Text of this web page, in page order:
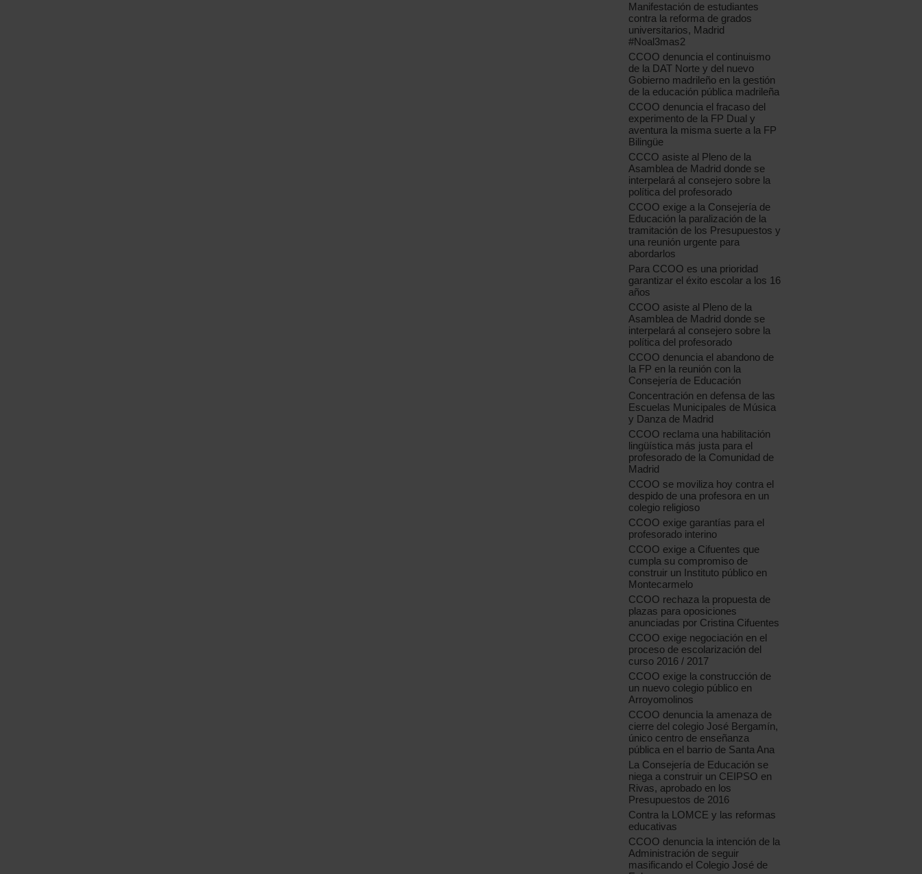
Manifestación de estudiantes
contra la reforma de grados
universitarios, Madrid
#Noal3mas2
CCOO denuncia el continuismo
de la DAT Norte y del nuevo
Gobierno madrileño en la gestión
de la educación pública madrileña
CCOO denuncia el fracaso del
experimento de la FP Dual y
aventura la misma suerte a la FP
Bilingüe
CCCO asiste al Pleno de la
Asamblea de Madrid donde se
interpelará al consejero sobre la
política del profesorado
CCOO exige a la Consejería de
Educación la paralización de la
tramitación de los Presupuestos y
una reunión urgente para
abordarlos
Para CCOO es una prioridad
garantizar el éxito escolar a los 16
años
CCOO asiste al Pleno de la
Asamblea de Madrid donde se
interpelará al consejero sobre la
política del profesorado
CCOO denuncia el abandono de
la FP en la reunión con la
Consejería de Educación
Concentración en defensa de las
Escuelas Municipales de Música
y Danza de Madrid
CCOO reclama una habilitación
lingüística más justa para el
profesorado de la Comunidad de
Madrid
CCOO se moviliza hoy contra el
despido de una profesora en un
colegio religioso
CCOO exige garantías para el
profesorado interino
CCOO exige a Cifuentes que
cumpla su compromiso de
construir un Instituto público en
Montecarmelo
CCOO rechaza la propuesta de
plazas para oposiciones
anunciadas por Cristina Cifuentes
CCOO exige negociación en el
proceso de escolarización del
curso 2016 / 2017
CCOO exige la construcción de
un nuevo colegio público en
Arroyomolinos
CCOO denuncia la amenaza de
cierre del colegio José Bergamín,
único centro de enseñanza
pública en el barrio de Santa Ana
La Consejería de Educación se
niega a construir un CEIPSO en
Rivas, aprobado en los
Presupuestos de 2016
Contra la LOMCE y las reformas
educativas
CCOO denuncia la intención de la
Administración de seguir
masificando el Colegio José de